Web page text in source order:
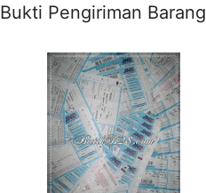
Bukti Pengiriman Barang